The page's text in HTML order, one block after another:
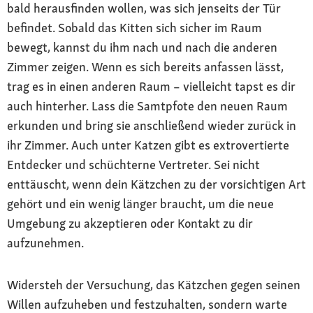
bald herausfinden wollen, was sich jenseits der Tür
befindet. Sobald das Kitten sich sicher im Raum
bewegt, kannst du ihm nach und nach die anderen
Zimmer zeigen. Wenn es sich bereits anfassen lässt,
trag es in einen anderen Raum – vielleicht tapst es dir
auch hinterher. Lass die Samtpfote den neuen Raum
erkunden und bring sie anschließend wieder zurück in
ihr Zimmer. Auch unter Katzen gibt es extrovertierte
Entdecker und schüchterne Vertreter. Sei nicht
enttäuscht, wenn dein Kätzchen zu der vorsichtigen Art
gehört und ein wenig länger braucht, um die neue
Umgebung zu akzeptieren oder Kontakt zu dir
aufzunehmen.
Widersteh der Versuchung, das Kätzchen gegen seinen
Willen aufzuheben und festzuhalten, sondern warte